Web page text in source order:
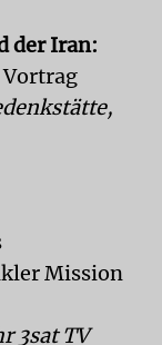
der Iran:
Mission
3sat TV